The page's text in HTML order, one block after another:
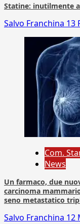
Statine: inutilmente
Salvo Franchina 13
Com.
News
Un farmaco, due
carcinoma
seno metastatico
Salvo Franchina 12